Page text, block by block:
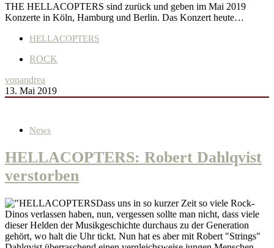
THE HELLACOPTERS sind zurück und geben im Mai 2019
Konzerte in Köln, Hamburg und Berlin. Das Konzert heute…
HELLACOPTERS
ROCK
vonandrea
13. Mai 2019
News
HELLACOPTERS: Robert Dahlqvist
verstorben
Dass uns in so kurzer Zeit so viele Rock-
Dinos verlassen haben, nun, vergessen sollte man nicht, dass viele
dieser Helden der Musikgeschichte durchaus zu der Generation
gehört, wo halt die Uhr tickt. Nun hat es aber mit Robert "Strings"